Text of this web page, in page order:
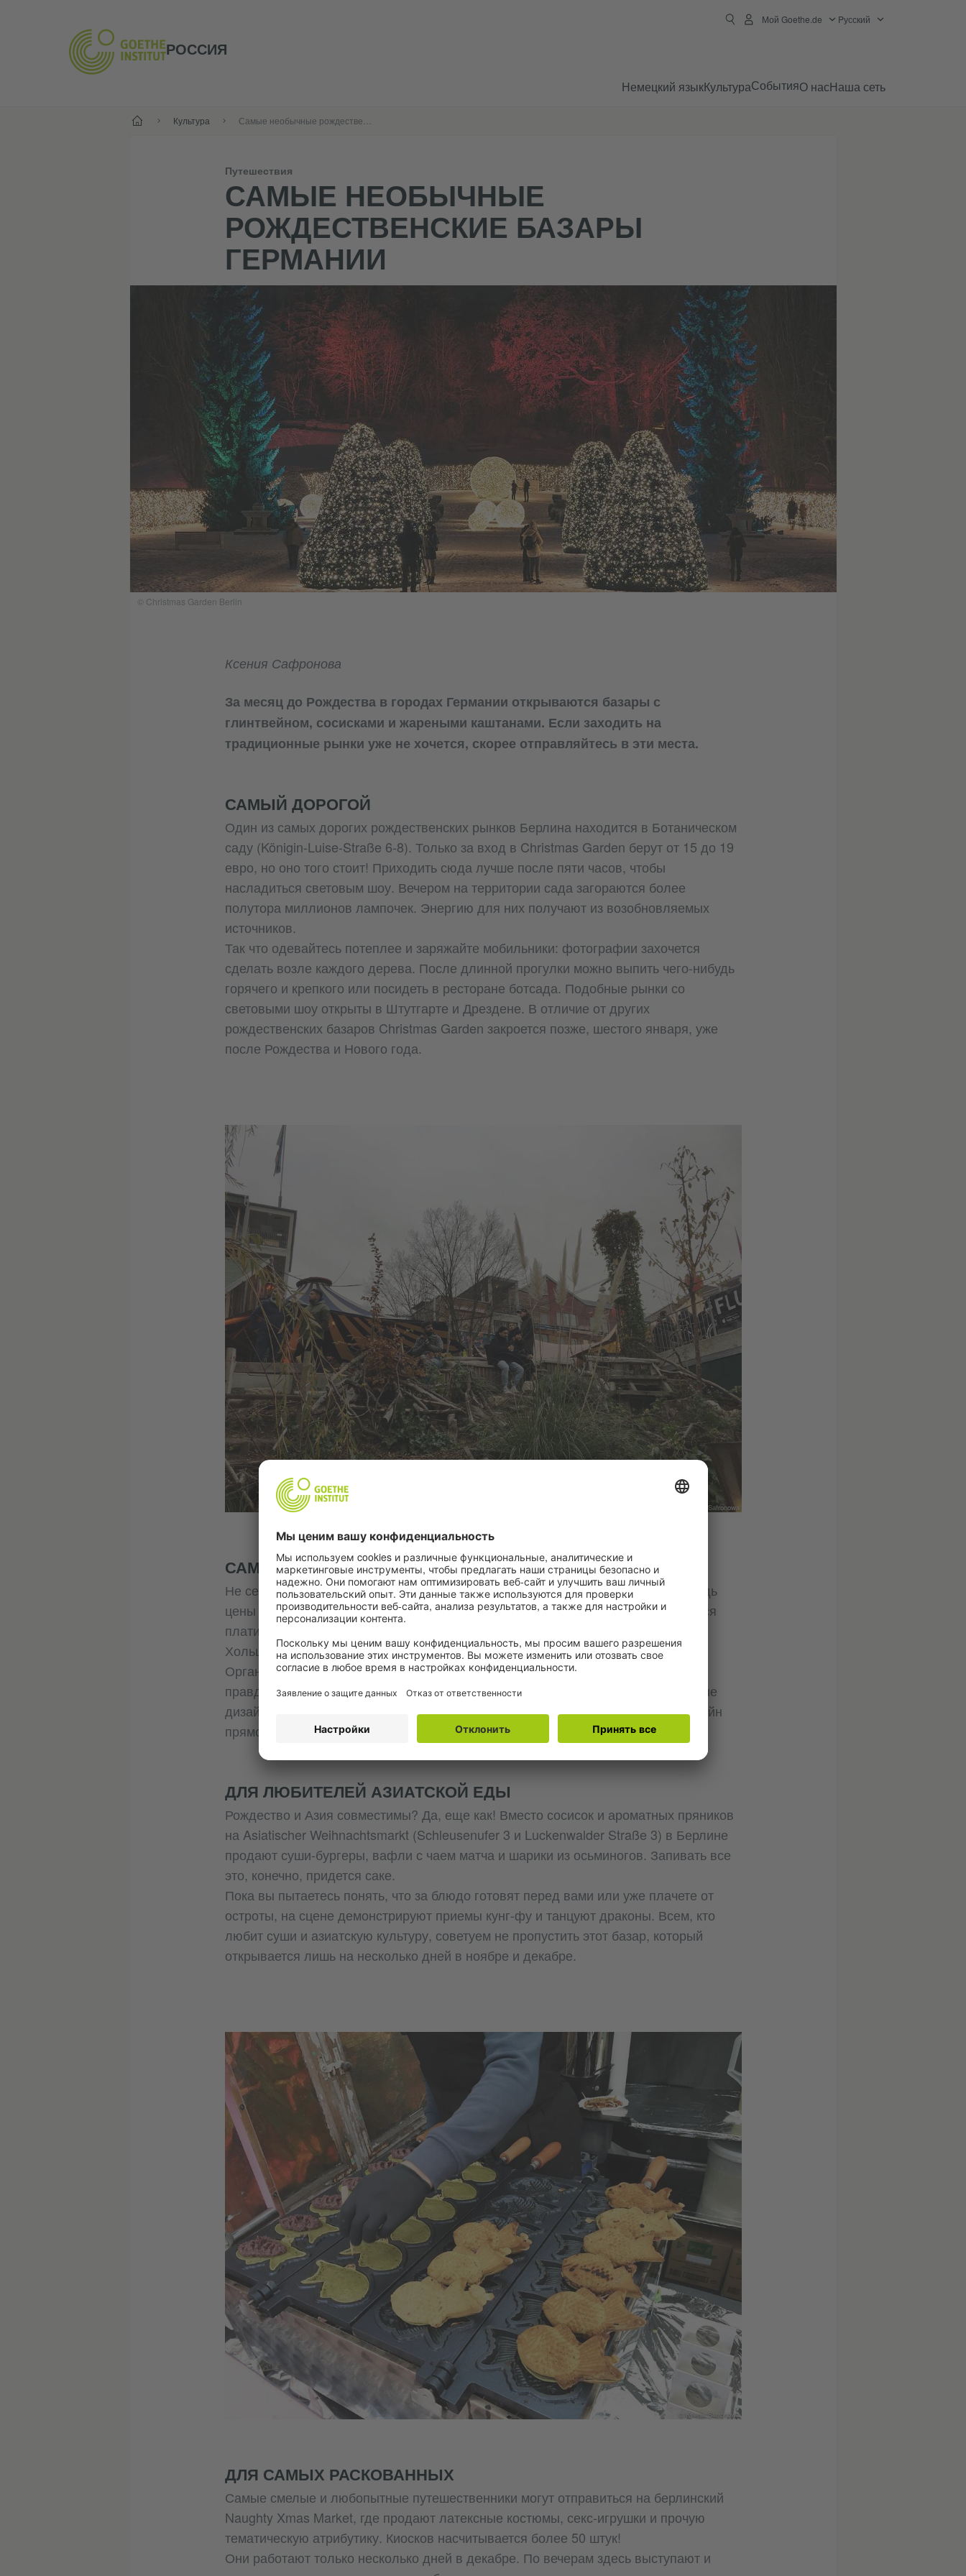
РОССИЯ
Мой Goethe.de Pусский
Немецкий языкКультураСобытияО насНаша сеть
Старт Культура
Путешествия
САМЫЕ НЕОБЫЧНЫЕ
РОЖДЕСТВЕНСКИЕ БАЗАРЫ
ГЕРМАНИИ
© Christmas Garden Berlin
Ксения Сафронова
За месяц до Рождества в городах Германии открываются базары с
глинтвейном, сосисками и жареными каштанами. Если заходить на
традиционные рынки уже не хочется, скорее отправляйтесь в эти места.
САМЫЙ ДОРОГОЙ
Один из самых дорогих рождественских рынков Берлина находится в Ботаническом
саду (Königin-Luise-Straße 6-8). Только за вход в Christmas Garden берут от 15 до 19
евро, но оно того стоит! Приходить сюда лучше после пяти часов, чтобы
насладиться световым шоу. Вечером на территории сада загораются более
полутора миллионов лампочек. Энергию для них получают из возобновляемых
источников.
Так что одевайтесь потеплее и заряжайте мобильники: фотографии захочется
сделать возле каждого дерева. После длинной прогулки можно выпить чего-нибудь
горячего и крепкого или посидеть в ресторане ботсада. Подобные рынки со
световыми шоу открыты в Штутгарте и Дрездене. В отличие от других
рождественских базаров Christmas Garden закроется позже, шестого января, уже
после Рождества и Нового года.
© Ksenia Safronowa
САМЫЙ МОДНЫЙ И ДОМАШНИЙ
Не секрет, что поход на рождественский базар сложно назвать бюджетным, ведь
цены на еду и напитки здесь довольно высокие, а в некоторых случаях придется
платить еще и за вход. Только если вы не оказались на деревянном рынке
Хольцмаркт (Heissa Holzmarkt25) на реке Шпрее в Берлине.
Организаторы против коммерциализации рынков, проще говоря, цены здесь и
правда низкие, а атмосфера дружелюбная. По вечерам играют диджеи, местные
дизайнеры продают свои работы, посетители едят блинчики и пьют биоглинтвейн
прямо на берегу.
ДЛЯ ЛЮБИТЕЛЕЙ АЗИАТСКОЙ ЕДЫ
Рождество и Азия совместимы? Да, еще как! Вместо сосисок и ароматных пряников
на Asiatischer Weihnachtsmarkt (Schleusenufer 3 и Luckenwalder Straße 3) в Берлине
продают суши-бургеры, вафли с чаем матча и шарики из осьминогов. Запивать все
это, конечно, придется саке.
Пока вы пытаетесь понять, что за блюдо готовят перед вами или уже плачете от
остроты, на сцене демонстрируют приемы кунг-фу и танцуют драконы. Всем, кто
любит суши и азиатскую культуру, советуем не пропустить этот базар, который
открывается лишь на несколько дней в ноябре и декабре.
© Ksenia Safronowa
ДЛЯ САМЫХ РАСКОВАННЫХ
Самые смелые и любопытные путешественники могут отправиться на берлинский
Naughty Xmas Market, где продают латексные костюмы, секс-игрушки и прочую
тематическую атрибутику. Киосков насчитывается более 50 штук!
Они работают только несколько дней в декабре. По вечерам здесь выступают и